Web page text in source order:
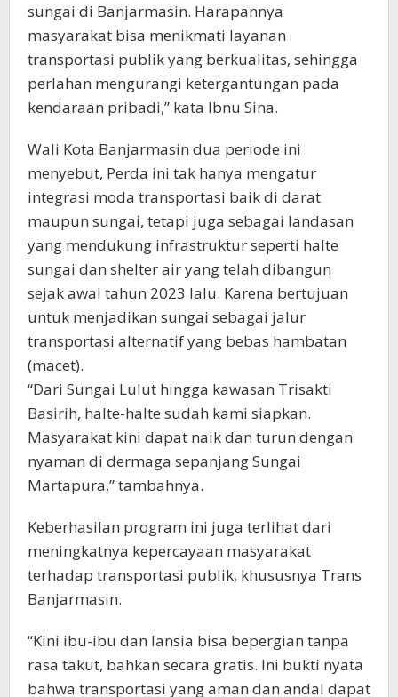
sungai di Banjarmasin. Harapannya
masyarakat bisa menikmati layanan
transportasi publik yang berkualitas, sehingga
perlahan mengurangi ketergantungan pada
kendaraan pribadi,” kata Ibnu Sina.
Wali Kota Banjarmasin dua periode ini
menyebut, Perda ini tak hanya mengatur
integrasi moda transportasi baik di darat
maupun sungai, tetapi juga sebagai landasan
yang mendukung infrastruktur seperti halte
sungai dan shelter air yang telah dibangun
sejak awal tahun 2023 lalu. Karena bertujuan
untuk menjadikan sungai sebagai jalur
transportasi alternatif yang bebas hambatan
(macet).
“Dari Sungai Lulut hingga kawasan Trisakti
Basirih, halte-halte sudah kami siapkan.
Masyarakat kini dapat naik dan turun dengan
nyaman di dermaga sepanjang Sungai
Martapura,” tambahnya.
Keberhasilan program ini juga terlihat dari
meningkatnya kepercayaan masyarakat
terhadap transportasi publik, khususnya Trans
Banjarmasin.
“Kini ibu-ibu dan lansia bisa bepergian tanpa
rasa takut, bahkan secara gratis. Ini bukti nyata
bahwa transportasi yang aman dan andal dapat